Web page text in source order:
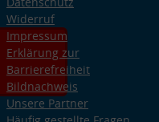
Widerruf
Impressum
Erklärung zur
Barrierefreiheit
Bildnachweis
Unsere Partner